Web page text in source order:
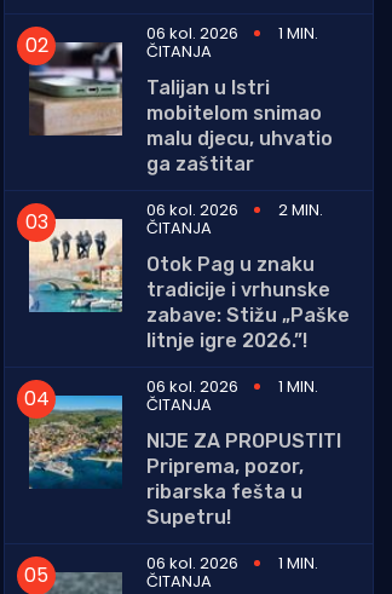
06 kol. 2026
1 MIN.
ČITANJA
Talijan u Istri
mobitelom snimao
malu djecu, uhvatio
ga zaštitar
06 kol. 2026
2 MIN.
ČITANJA
Otok Pag u znaku
tradicije i vrhunske
zabave: Stižu „Paške
litnje igre 2026.”!
06 kol. 2026
1 MIN.
ČITANJA
NIJE ZA PROPUSTITI
Priprema, pozor,
ribarska fešta u
Supetru!
06 kol. 2026
1 MIN.
ČITANJA